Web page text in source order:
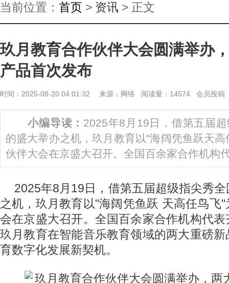
当前位置： 首页 > 资讯 > 正文
玖月教育合作伙伴大会圆满举办
产品首次发布
时间：2025-08-20 04:01:32 来源：网络 阅读量：14574 会员投稿
小编导读： 2025年8月19日，借第五届
的盛大举办之机，玖月教育以"海阔凭鱼跃天
伙伴大会在京盛大召开。全国百余家合作机构
2025年8月19日，借第五届超级指尖秀
之机，玖月教育以"海阔凭鱼跃 天高任鸟飞
会在京盛大召开。全国百余家合作机构代
玖月教育在智能音乐教育领域的两大重磅
育数字化发展新契机。